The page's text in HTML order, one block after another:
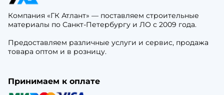
Компания «ГК Атлант» — поставляем строительные
материалы по Санкт-Петербургу и ЛО с 2009 года.
Предоставляем различные услуги и сервис, продажа
товара оптом и в розницу.
Принимаем к оплате